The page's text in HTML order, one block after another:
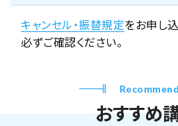
キャンセル・振替規定をお申し
必ずご確認ください。
おすすめ